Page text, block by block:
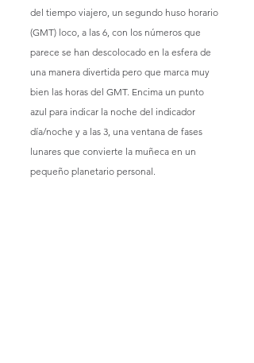
del tiempo viajero, un segundo huso horario
(GMT) loco, a las 6, con los números que
parece se han descolocado en la esfera de
una manera divertida pero que marca muy
bien las horas del GMT. Encima un punto
azul para indicar la noche del indicador
día/noche y a las 3, una ventana de fases
lunares que convierte la muñeca en un
pequeño planetario personal.